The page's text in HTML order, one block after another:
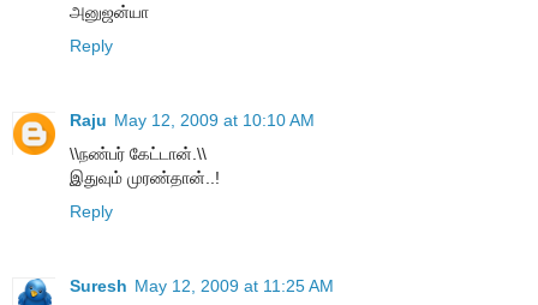
அனுஜன்யா
Reply
Raju May 12, 2009 at 10:10 AM
\\நண்பர் கேட்டான்.\\
இதுவும் முரண்தான்..!
Reply
Suresh May 12, 2009 at 11:25 AM